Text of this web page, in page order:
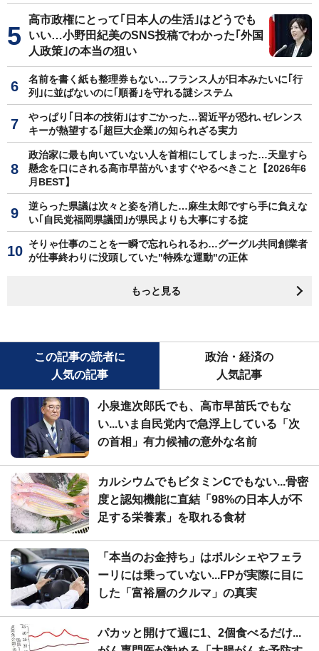
高市政権にとって｢日本人の生活｣はどうでも
いい…小野田紀美のSNS投稿でわかった｢外国
人政策｣の本当の狙い
名前を書く紙も整理券もない…フランス人が日本みたいに｢行
列｣に並ばないのに｢順番｣を守れる謎システム
やっぱり｢日本の技術｣はすごかった…習近平が恐れ､ゼレンス
キーが熱望する｢超巨大企業｣の知られざる実力
政治家に最も向いていない人を首相にしてしまった…天皇すら
懸念を口にされる高市早苗がいますぐやるべきこと【2026年6
月BEST】
逆らった県議は次々と姿を消した…麻生太郎ですら手に負えな
い｢自民党福岡県議団｣が県民よりも大事にする掟
そりゃ仕事のことを一瞬で忘れられるわ…グーグル共同創業者
が仕事終わりに没頭していた"特殊な運動"の正体
もっと見る
この記事の読者に
人気の記事
政治・経済の
人気記事
小泉進次郎氏でも、高市早苗氏でもな
い...いま自民党内で急浮上している「次
の首相」有力候補の意外な名前
カルシウムでもビタミンCでもない...骨密
度と認知機能に直結「98%の日本人が不
足する栄養素」を取れる食材
「本当のお金持ち」はポルシェやフェラ
ーリには乗っていない...FPが実際に目に
した「富裕層のクルマ」の真実
パカッと開けて週に1、2個食べるだけ...